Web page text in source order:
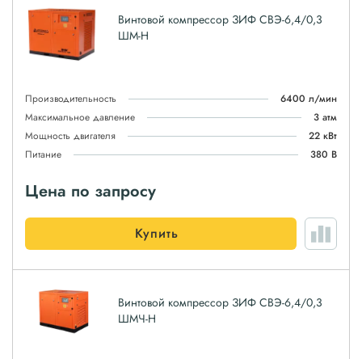
Винтовой компрессор ЗИФ СВЭ-6,4/0,3
ШМ-Н
Производительность
6400 л/мин
Максимальное давление
3 атм
Мощность двигателя
22 кВт
Питание
380 В
Цена по запросу
Купить
Винтовой компрессор ЗИФ СВЭ-6,4/0,3
ШМЧ-Н